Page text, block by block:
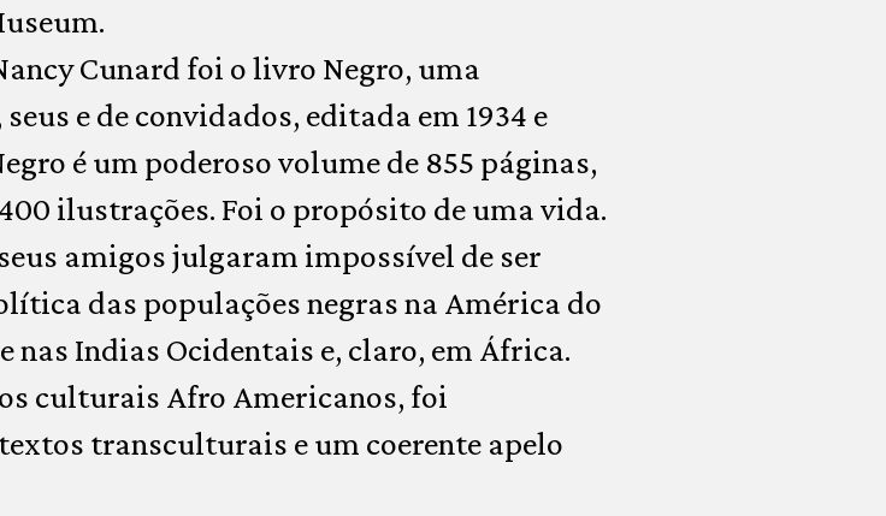
Cunard foi o livro Negro, uma
e de convidados, editada em 1934 e
é um poderoso volume de 855 páginas,
ilustrações. Foi o propósito de uma vida.
amigos julgaram impossível de ser
das populações negras na América do
nas Indias Ocidentais e, claro, em África.
culturais Afro Americanos, foi
transculturais e um coerente apelo